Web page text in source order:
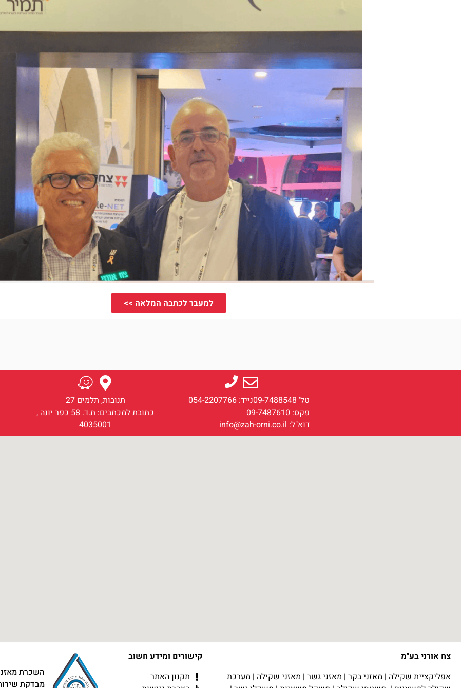
למעבר לכתבה המלאה >>
טל‘ 09-7488548
נייד: 054-2207766
פקס: 09-7487610
דוא"ל: info@zah-orni.co.il
תנובות, תלמים 27
כתובת למכתבים: ת.ד. 58 כפר יונה ,
4035001
צח אורני בע"מ
אפליקציית שקילה | מאזני בקר | מאזני גשר | מאזני שקילה | מערכת
קישורים ומידע חשוב
תקנון האתר
השכרת
מבדקת שירות מס׳ 13